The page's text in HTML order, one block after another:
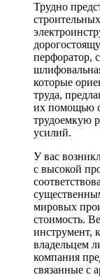
Трудно
перфоратор,
которые
труда,
их помощью
трудоемкую
усилий.
У вас
с высокой
мировых
стоимость.
инструмент,
владельцем
компания
связанные с